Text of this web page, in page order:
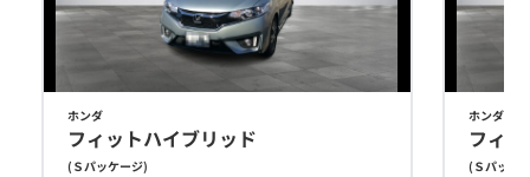
ホンダ
フィットハイブリッド
( Ｓパッケージ)
ホンダ
フィ
( Ｓパッケ